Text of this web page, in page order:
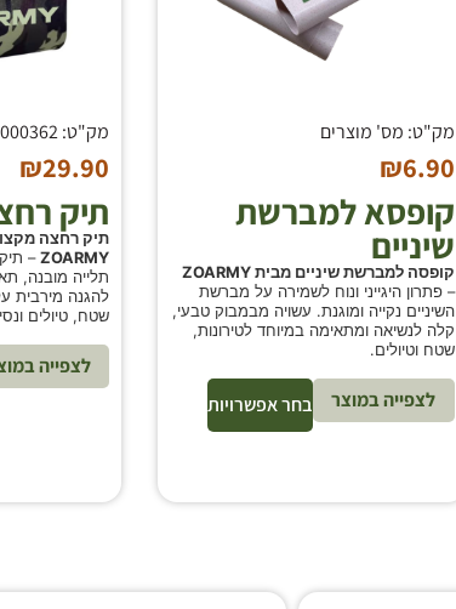
מק"ט: מס' מוצרים
₪6.90
קופסא למברשת
שיניים
קופסה למברשת שיניים מבית ZOARMY
– פתרון היגייני ונוח לשמירה על מברשת
השיניים נקייה ומוגנת. עשויה מבמבוק טבעי,
קלה לנשיאה ומתאימה במיוחד לטירונות,
שטח וטיולים.
בחר אפשרויות לצפייה במוצר
מק"ט: 000362
₪29.90
תיק
תיק רחצה
ZOARMY– תיק
תלייה מובנה,
להגנה מירבית
שטח, טיולים
לצפייה